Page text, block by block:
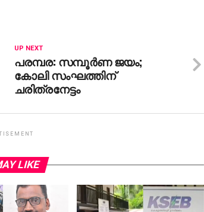
UP NEXT
പരമ്പര: സമ്പൂര്‍ണ ജയം;
കോലി സംഘത്തിന്‌
ചരിത്രനേട്ടം
LIKE